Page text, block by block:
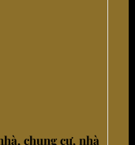
chung cư, nhà